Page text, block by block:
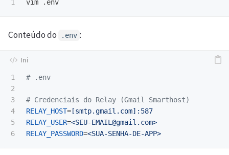
Conteúdo do .env :
1
2
3
4
5
RELAY_HOST= [smtp.gmail.com]:587
RELAY_USER=<SEU-EMAIL@gmail.com>
RELAY_PASSWORD=<SUA-SENHA-DE-APP>